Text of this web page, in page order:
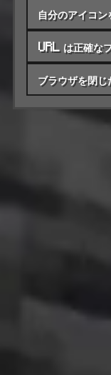
自分のアイコ
URL は正確な
ブラウザを閉